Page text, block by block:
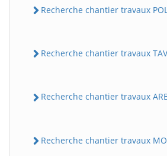
Recherche chantier travaux
Recherche chantier travaux
Recherche chantier travaux
Recherche chantier travaux